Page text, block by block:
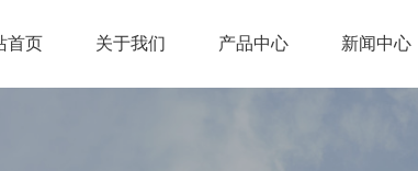
首页 关于我们 产品中心 新闻中心